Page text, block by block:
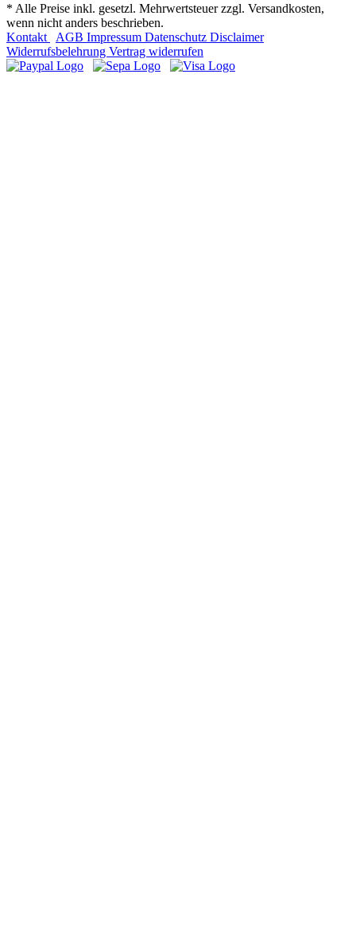
* Alle Preise inkl. gesetzl. Mehrwertsteuer zzgl. Versandkosten,
wenn nicht anders beschrieben.
Kontakt
AGB Impressum Datenschutz Disclaimer
Widerrufsbelehrung Vertrag widerrufen